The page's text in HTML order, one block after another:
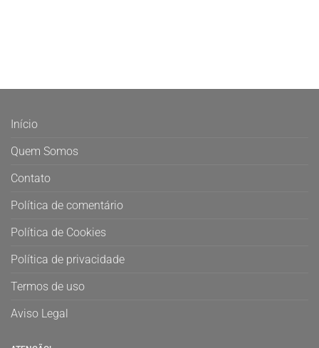
Início
Quem Somos
Contato
Política de comentário
Política de Cookies
Política de privacidade
Termos de uso
Aviso Legal